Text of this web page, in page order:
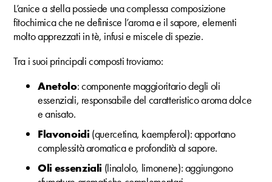
L’anice a stella possiede una complessa composizione
fitochimica che ne definisce l’aroma e il sapore, elementi
molto apprezzati in tè, infusi e miscele di spezie.
Tra i suoi principali composti troviamo:
Anetolo: componente maggioritario degli oli
essenziali, responsabile del caratteristico aroma dolce
e anisato.
Flavonoidi (quercetina, kaempferol): apportano
complessità aromatica e profondità al sapore.
Oli essenziali (linalolo, limonene): aggiungono